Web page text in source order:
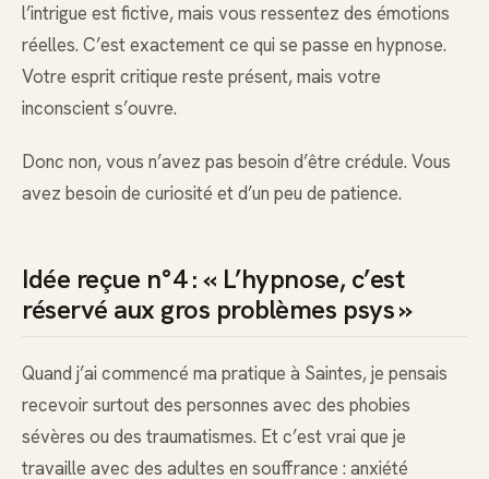
l’intrigue est fictive, mais vous ressentez des émotions
réelles. C’est exactement ce qui se passe en hypnose.
Votre esprit critique reste présent, mais votre
inconscient s’ouvre.
Donc non, vous n’avez pas besoin d’être crédule. Vous
avez besoin de curiosité et d’un peu de patience.
Idée reçue n°4 : « L’hypnose, c’est
réservé aux gros problèmes psys »
Quand j’ai commencé ma pratique à Saintes, je pensais
recevoir surtout des personnes avec des phobies
sévères ou des traumatismes. Et c’est vrai que je
travaille avec des adultes en souffrance : anxiété